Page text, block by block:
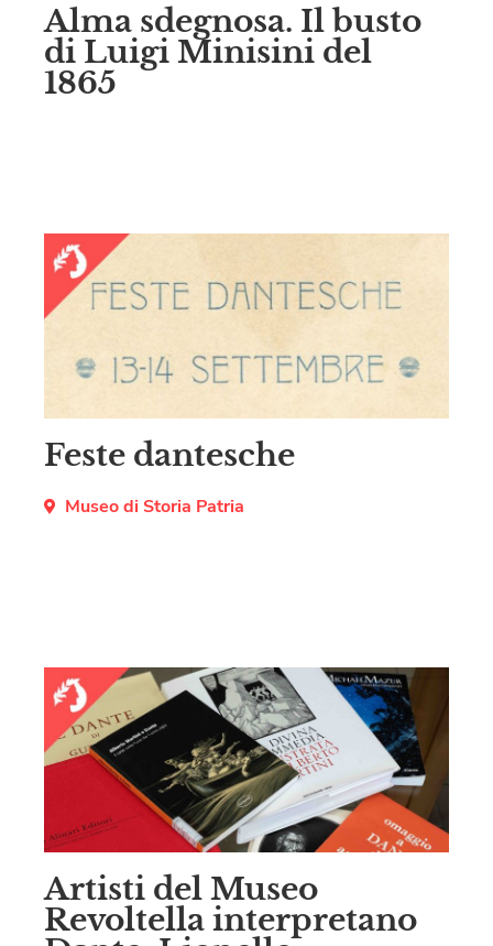
Alma sdegnosa. Il busto
di Luigi Minisini del
1865
Feste dantesche
Museo di Storia Patria
Artisti del Museo
Revoltella interpretano